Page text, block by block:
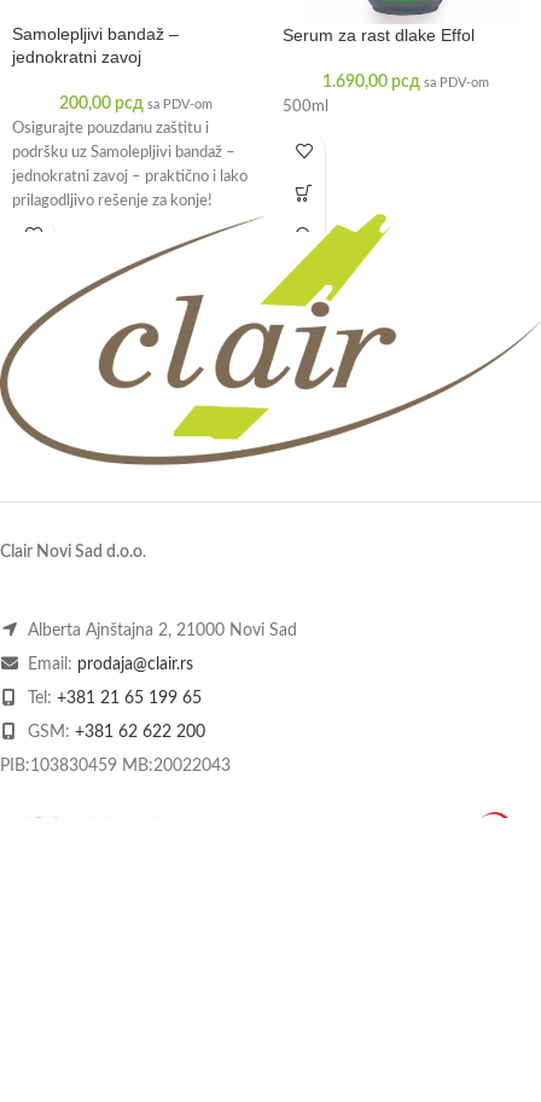
Samolepljivi bandaž –
jednokratni zavoj
200,00 рсд sa PDV-om
Osigurajte pouzdanu zaštitu i
podršku uz Samolepljivi bandaž –
jednokratni zavoj – praktično i lako
prilagodljivo rešenje za konje!
Samolepljivi
Serum za rast dlake Effol
1.690,00 рсд sa PDV-om
500ml
Clair Novi Sad d.o.o.
Alberta Ajnštajna 2, 21000 Novi Sad
Email: prodaja@clair.rs
Tel: +381 21 65 199 65
GSM: +381 62 622 200
PIB:103830459 MB:20022043